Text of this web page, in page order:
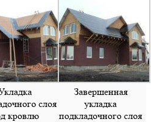
слоя
кровлю
Завершенная
укладка
подкладочного слоя